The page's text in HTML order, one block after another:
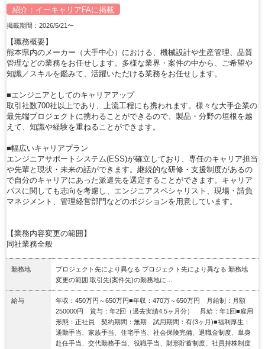
紹介： イーキャリアFAに掲載
掲載期間：2026/5/21〜
【職務概要】
熊本県内のメーカー（大手中心）における、機械設計や生産管理、品質
管理などの業務をお任せします。多様な業界・案件の中から、ご希望や
知識／スキルを鑑みて、活躍いただける業務をお任せします。
■エンジニアとしてのキャリアアップ
取引社数700社以上であり、上流工程にも携われます。様々な大手企業の
最先端プロジェクトに携わることができるので、製品・分野の垣根を越
えて、知識や経験を重ねることができます。
■幅広いキャリアプラン
エンジニアサポートシステム(ESS)が確立しており、専任のキャリア担当
や先輩と現状・未来の話ができます。継続的な研修・支援制度があるの
で自分のキャリアにあった派遣先を選定することができます。キャリア
パスに関しても志向を考慮し、エンジニアスペシャリスト、現場・請負
マネジメント、管理経営部門などのポジションを用意しています。
【業務内容変更の範囲】
同社業務全般
勤務地
プロジェクト先により異なる プロジェクト先により異なる 勤務地
変更の範囲:取引先(案件先)の勤務地に…
給与
年収：450万円～650万円■年収：470万～650万円 月給制：月額
250000円 賞与：年2回（過去実績4.5ヶ月分） 昇給：年1回■雇用
形態：正社員 契約期間：無期 試用期間：有(3ヶ月)■福利厚生：
通勤手当、家族手当、住宅手当、社会保険完備、退職金制度、単身
赴任手当、交代勤務手当、役職手当、財形貯蓄制度、社員持株制度